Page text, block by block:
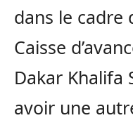
dans le cadre
Caisse
Dakar Khalifa
avoir une